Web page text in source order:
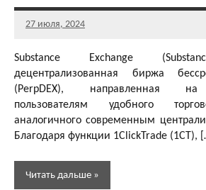
27 июля, 2024
Главный
Substance Exchange
децентрализованная биржа
(PerpDEX), направленная на
пользователям удобного
аналогичного современным
Благодаря функции 1ClickTrade (1CT),
Читать дальше